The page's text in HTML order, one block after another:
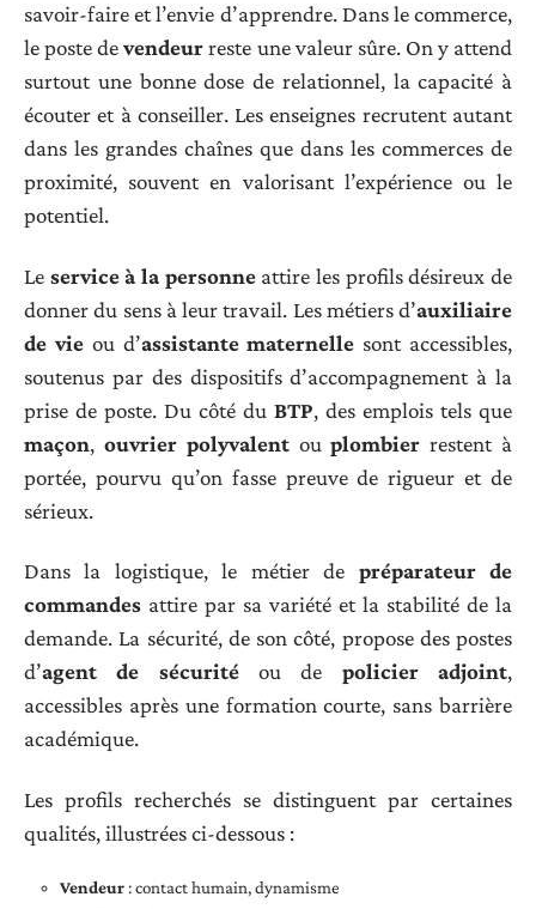
savoir-faire et l’envie d’apprendre. Dans le commerce,
le poste devendeurreste une valeur sûre. On y attend
surtout une bonne dose de relationnel, la capacité à
écouter et à conseiller. Les enseignes recrutent autant
dans les grandes chaînes que dans les commerces de
proximité, souvent en valorisant l’expérience ou le
potentiel.
Le service à la personneattire les profils désireux de
donner du sens à leur travail. Les métiers d’auxiliaire
de vieou d’assistante maternelle sont accessibles,
soutenus par des dispositifs d’accompagnement à la
prise de poste. Du côté du BTP, des emplois tels que
maçon, ouvrier polyvalentouplombier restent à
portée, pourvu qu’on fasse preuve de rigueur et de
sérieux.
Dans la logistique, le métier de préparateur de
commandes attire par sa variété et la stabilité de la
demande. La sécurité, de son côté, propose des postes
d’agent de sécuritéou de policier adjoint,
accessibles après une formation courte, sans barrière
académique.
Les profils recherchés se distinguent par certaines
qualités, illustrées ci-dessous :
Vendeur: contact humain, dynamisme